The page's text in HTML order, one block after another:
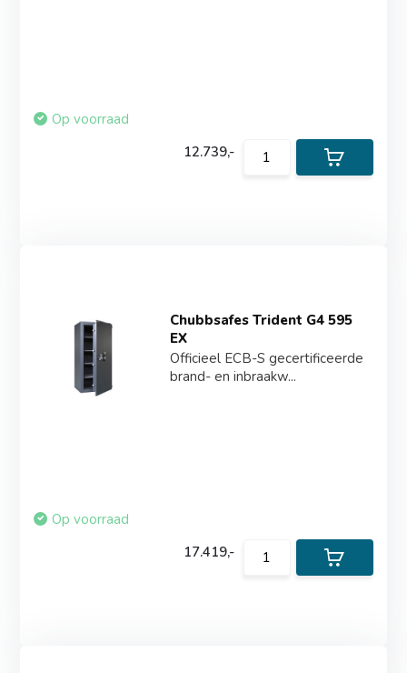
Op voorraad
12.739,-
Chubbsafes Trident G4 595
EX
Officieel ECB-S gecertificeerde
brand- en inbraakw...
Op voorraad
17.419,-